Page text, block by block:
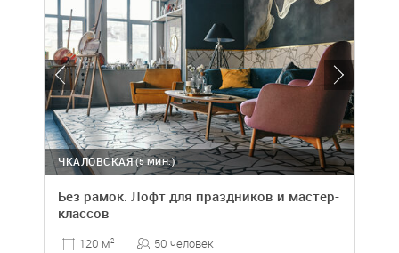
(5 МИН.)
ЧКАЛОВСКАЯ
Без рамок. Лофт для праздников и мастер-
классов
120 м2 50 человек